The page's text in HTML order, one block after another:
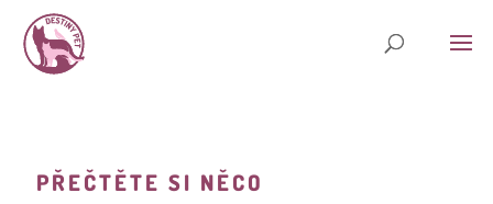
PŘEČTĚTE SI NĚCO